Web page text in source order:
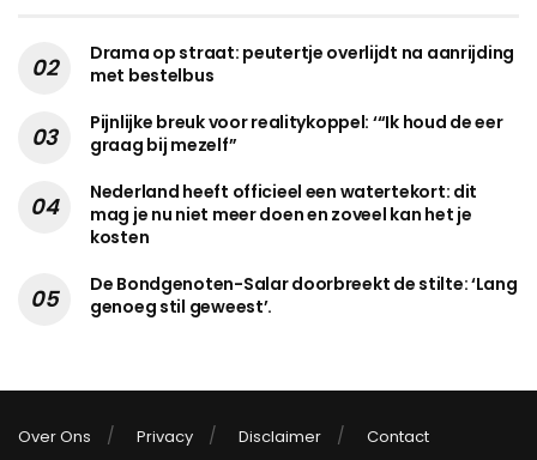
Drama op straat: peutertje overlijdt na aanrijding
met bestelbus
Pijnlijke breuk voor realitykoppel: ‘“Ik houd de eer
graag bij mezelf”
Nederland heeft officieel een watertekort: dit
mag je nu niet meer doen en zoveel kan het je
kosten
De Bondgenoten-Salar doorbreekt de stilte: ‘Lang
genoeg stil geweest’.
Over Ons Privacy Disclaimer Contact